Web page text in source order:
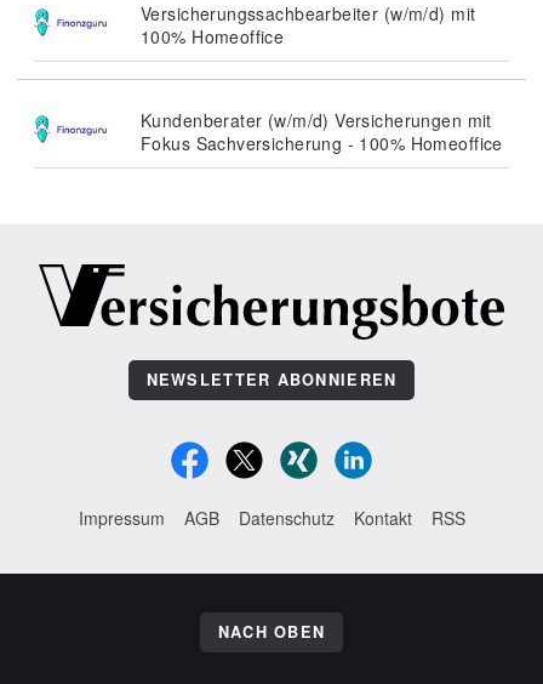
Versicherungssachbearbeiter (w/m/d) mit
100% Homeoffice
Kundenberater (w/m/d) Versicherungen mit
Fokus Sachversicherung - 100% Homeoffice
NEWSLETTER ABONNIEREN
Impressum AGB Datenschutz Kontakt RSS
NACH OBEN